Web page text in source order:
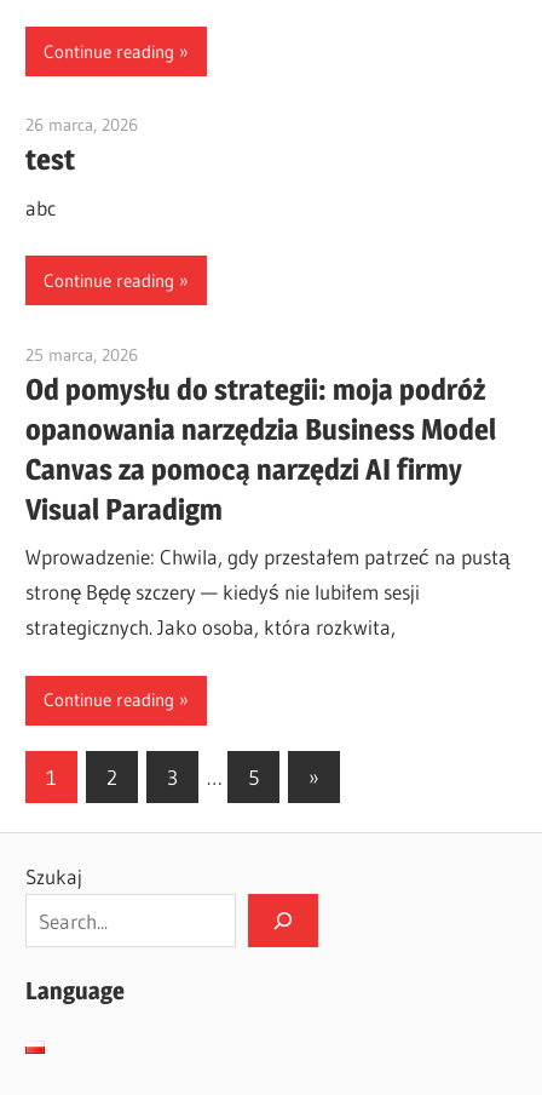
Continue reading
26 marca, 2026
test
abc
Continue reading
25 marca, 2026
Od pomysłu do strategii: moja podróż
opanowania narzędzia Business Model
Canvas za pomocą narzędzi AI firmy
Visual Paradigm
Wprowadzenie: Chwila, gdy przestałem patrzeć na pustą
stronę Będę szczery — kiedyś nie lubiłem sesji
strategicznych. Jako osoba, która rozkwita,
Continue reading
Stronicowanie
1 2 3 … 5
Next
Posts
»
Szukaj
Language